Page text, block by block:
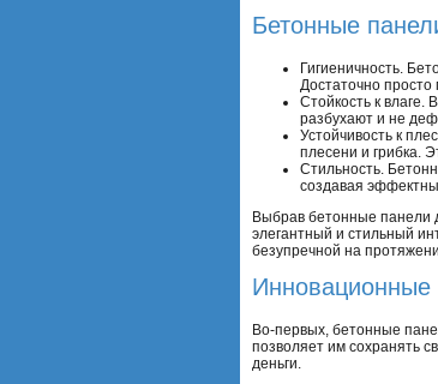
Бетонные
Гигиеничность.
Достаточно просто
Стойкость к
разбухают и не
Устойчивость к
плесени и грибка.
Стильность.
создавая
Выбрав бетонные панели
элегантный и стильный
безупречной на
Инновационные
Во-первых, бетонные
позволяет им сохранять
деньги.